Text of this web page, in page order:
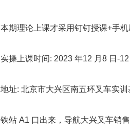
本期理论上课才采用钉钉授课+手机
实操上课时间: 2023 年12 月8 日-
地址: 北京市大兴区南五环叉车实
铁站 A1 口出来，导航大兴叉车销